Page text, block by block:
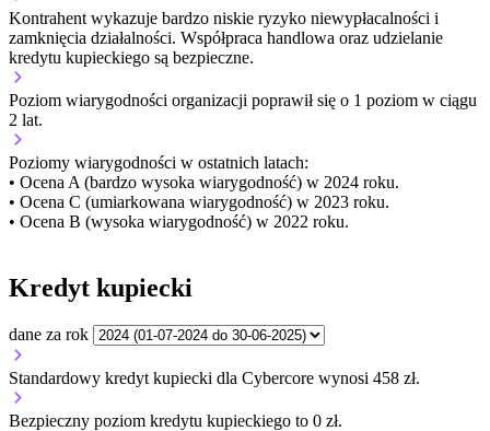
Kontrahent wykazuje bardzo niskie ryzyko niewypłacalności i
zamknięcia działalności. Współpraca handlowa oraz udzielanie
kredytu kupieckiego są bezpieczne.
Poziom wiarygodności organizacji poprawił się o 1 poziom w ciągu
2 lat.
Poziomy wiarygodności w ostatnich latach:
• Ocena A (bardzo wysoka wiarygodność) w 2024 roku.
• Ocena C (umiarkowana wiarygodność) w 2023 roku.
• Ocena B (wysoka wiarygodność) w 2022 roku.
Kredyt kupiecki
dane za rok
Standardowy kredyt kupiecki dla Cybercore wynosi 458 zł.
Bezpieczny poziom kredytu kupieckiego to 0 zł.